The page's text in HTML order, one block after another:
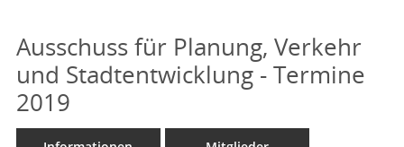
Ausschuss für Planung, Verkehr
und Stadtentwicklung - Termine
2019